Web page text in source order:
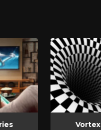
Vortex